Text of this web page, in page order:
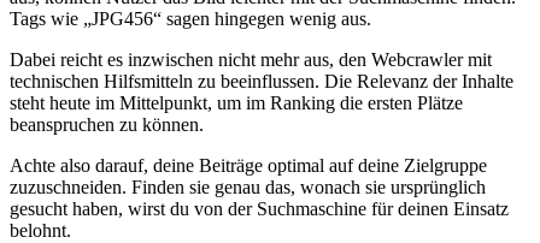
Tags wie „JPG456“ sagen hingegen wenig aus.
Dabei reicht es inzwischen nicht mehr aus, den Webcrawler mit
technischen Hilfsmitteln zu beeinflussen. Die Relevanz der Inhalte
steht heute im Mittelpunkt, um im Ranking die ersten Plätze
beanspruchen zu können.
Achte also darauf, deine Beiträge optimal auf deine Zielgruppe
zuzuschneiden. Finden sie genau das, wonach sie ursprünglich
gesucht haben, wirst du von der Suchmaschine für deinen Einsatz
belohnt.